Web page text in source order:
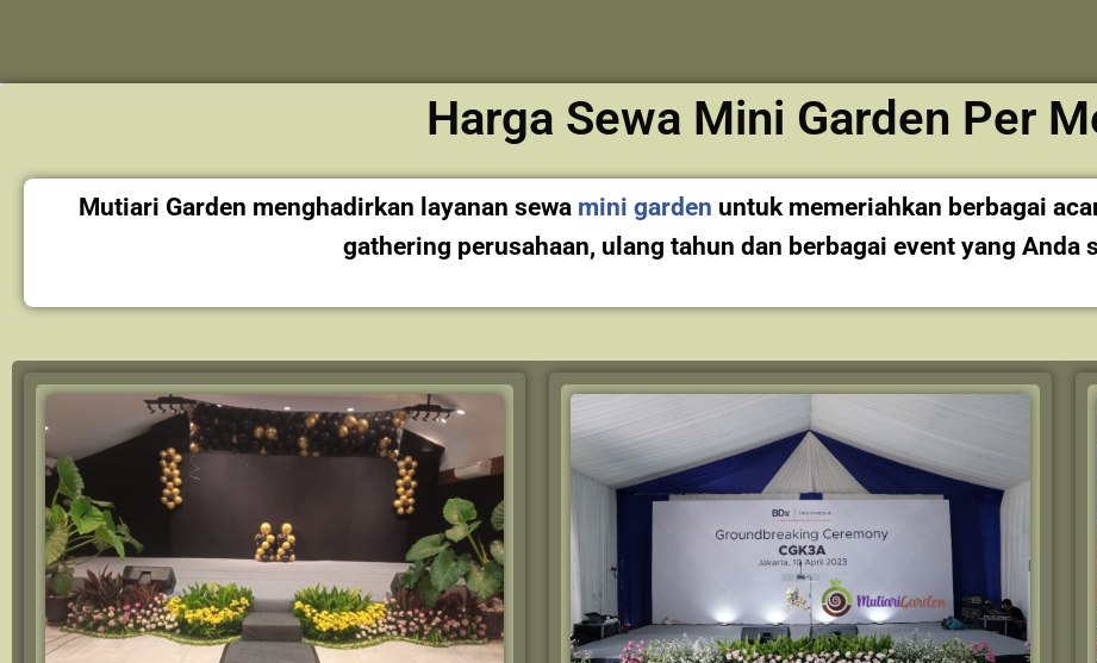
Harga Sewa Mini Garden Per
Mutiari Garden menghadirkan layanan sewa mini garden untuk memeriahkan berbagai
gathering perusahaan, ulang tahun dan berbagai event yang Anda